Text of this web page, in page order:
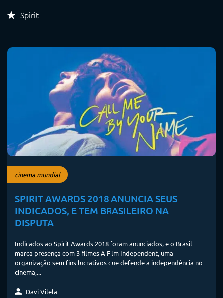
Spirit
cinema mundial
SPIRIT AWARDS 2018 ANUNCIA SEUS
INDICADOS, E TEM BRASILEIRO NA
DISPUTA
Indicados ao Spirit Awards 2018 foram anunciados, e o Brasil
marca presença com 3 filmes A Film Independent, uma
organização sem fins lucrativos que defende a independência no
cinema,...
Davi Vilela